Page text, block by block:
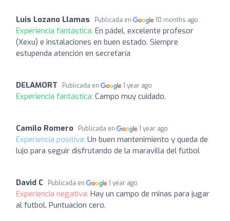
Luis Lozano Llamas Publicada en 10 months ago
Experiencia fantástica: En pádel, excelente profesor
(Xexu) e instalaciones en buen estado. Siempre
estupenda atención en secretaría
DELAMORT Publicada en 1 year ago
Experiencia fantástica: Campo muy cuidado.
Camilo Romero Publicada en 1 year ago
Experiencia positiva: Un buen mantenimiento y queda de
lujo para seguir disfrutando de la maravilla del fútbol
David C Publicada en 1 year ago
Experiencia negativa: Hay un campo de minas para jugar
al futbol. Puntuacion cero.